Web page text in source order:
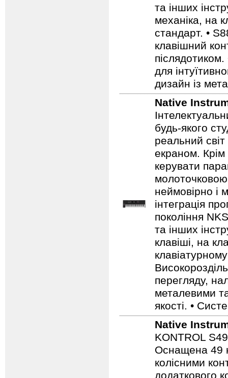
та інших
механіка, на
стандарт. •
клавішний
для
дизайн із
Native
будь-якого
реальний
екраном. Крім
керувати
неймовірно і
інтеграція
покоління
та інших
клавіші, на
перегляду,
металевими
якості. •
Native
KONTROL
Оснащена 49
колісними